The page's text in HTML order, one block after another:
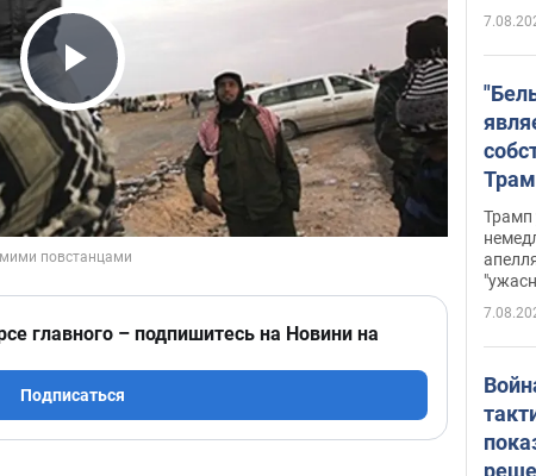
Play Video
главного – подпишитесь на Новини на
Подписаться
Трамп